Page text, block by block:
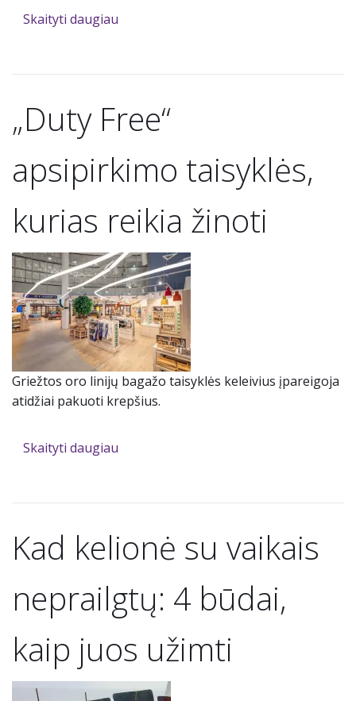
Skaityti daugiau
„Duty Free“
apsipirkimo taisyklės,
kurias reikia žinoti
Griežtos oro linijų bagažo taisyklės keleivius įpareigoja
atidžiai pakuoti krepšius.
Skaityti daugiau
Kad kelionė su vaikais
neprailgtų: 4 būdai,
kaip juos užimti